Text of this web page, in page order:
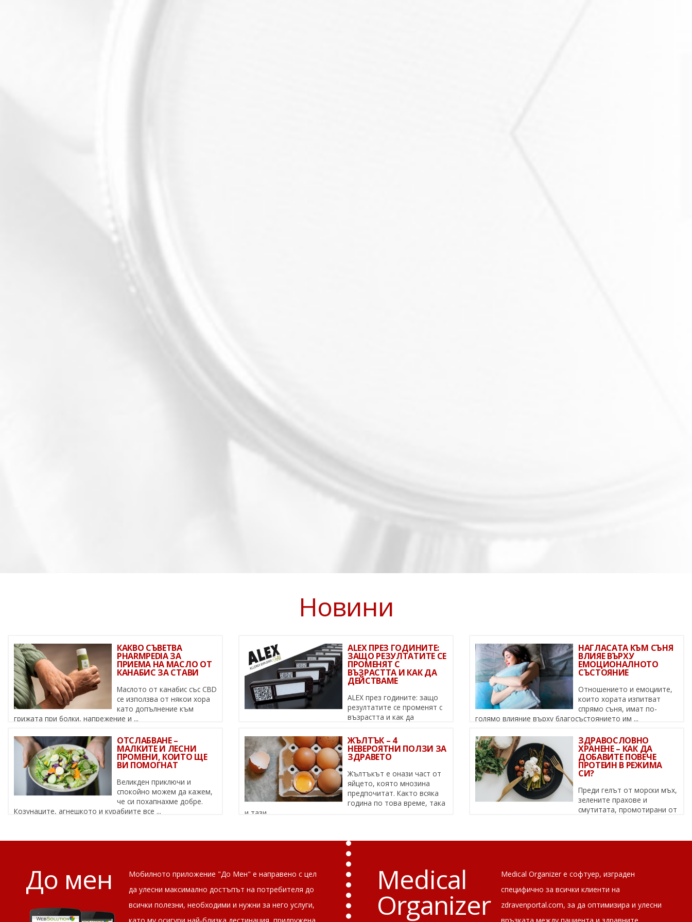
Новини
КАКВО СЪВЕТВА
PHARMPEDIA ЗА
ПРИЕМА НА МАСЛО ОТ
КАНАБИС ЗА СТАВИ
Маслото от канабис със CBD
се използва от някои хора
като допълнение към
грижата при болки, напрежение и ...
ALEX ПРЕЗ ГОДИНИТЕ:
ЗАЩО РЕЗУЛТАТИТЕ СЕ
ПРОМЕНЯТ С
ВЪЗРАСТТА И КАК ДА
ДЕЙСТВАМЕ
ALEX през годините: защо
резултатите се променят с
възрастта и как да
НАГЛАСАТА КЪМ СЪНЯ
ВЛИЯЕ ВЪРХУ
ЕМОЦИОНАЛНОТО
СЪСТОЯНИЕ
Отношението и емоциите,
които хората изпитват
спрямо съня, имат по-
голямо влияние върху благосъстоянието им ...
ОТСЛАБВАНЕ –
МАЛКИТЕ И ЛЕСНИ
ПРОМЕНИ, КОИТО ЩЕ
ВИ ПОМОГНАТ
Великден приключи и
спокойно можем да кажем,
че си похапнахме добре.
Козунаците, агнешкото и курабиите все ...
ЖЪЛТЪК – 4
НЕВЕРОЯТНИ ПОЛЗИ ЗА
ЗДРАВЕТО
Жълтъкът е онази част от
яйцето, която мнозина
предпочитат. Както всяка
година по това време, така
и тази, ...
ЗДРАВОСЛОВНО
ХРАНЕНЕ – КАК ДА
ДОБАВИТЕ ПОВЕЧЕ
ПРОТЕИН В РЕЖИМА
СИ?
Преди гелът от морски мъх,
зелените прахове и
смутитата, промотирани от
До мен
Мобилното приложение "До Мен" е направено с цел
да улесни максимално достъпът на потребителя до
всички полезни, необходими и нужни за него услуги,
Medical
Organizer
Medical Organizer е софтуер, изграден
специфично за всички клиенти на
zdravenportal.com, за да оптимизира и улесни